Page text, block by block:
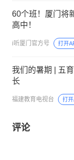
60个班！厦门将
高中！
i听厦门官方号 打开
我们的暑期 | 五
长
福建教育电视台 打
评论